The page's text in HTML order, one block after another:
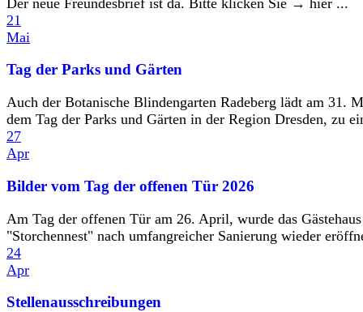
21
Mai
Tag der Parks und Gärten
Auch der Botanische Blindengarten Radeberg lädt am 31.
dem Tag der Parks und Gärten in der Region Dresden, zu
27
Apr
Bilder vom Tag der offenen Tür 2026
Am Tag der offenen Tür am 26. April, wurde das Gästehaus
"Storchennest" nach umfangreicher Sanierung wieder
24
Apr
Stellenausschreibungen